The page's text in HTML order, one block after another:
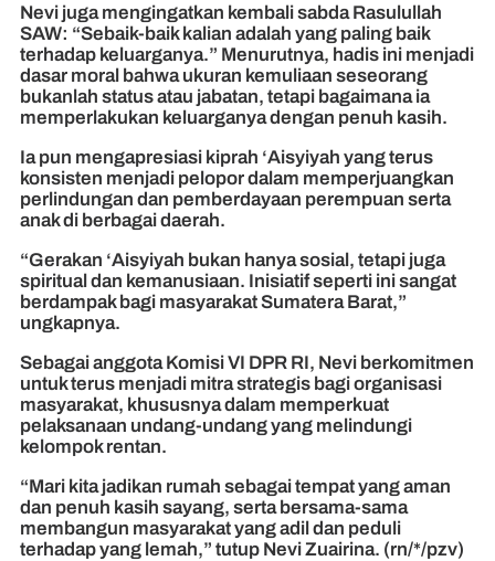
Nevi juga mengingatkan kembali sabda Rasulullah
SAW: “Sebaik-baik kalian adalah yang paling baik
terhadap keluarganya.” Menurutnya, hadis ini menjadi
dasar moral bahwa ukuran kemuliaan seseorang
bukanlah status atau jabatan, tetapi bagaimana ia
memperlakukan keluarganya dengan penuh kasih.
Ia pun mengapresiasi kiprah ‘Aisyiyah yang terus
konsisten menjadi pelopor dalam memperjuangkan
perlindungan dan pemberdayaan perempuan serta
anak di berbagai daerah.
“Gerakan ‘Aisyiyah bukan hanya sosial, tetapi juga
spiritual dan kemanusiaan. Inisiatif seperti ini sangat
berdampak bagi masyarakat Sumatera Barat,”
ungkapnya.
Sebagai anggota Komisi VI DPR RI, Nevi berkomitmen
untuk terus menjadi mitra strategis bagi organisasi
masyarakat, khususnya dalam memperkuat
pelaksanaan undang-undang yang melindungi
kelompok rentan.
“Mari kita jadikan rumah sebagai tempat yang aman
dan penuh kasih sayang, serta bersama-sama
membangun masyarakat yang adil dan peduli
terhadap yang lemah,” tutup Nevi Zuairina. (rn/*/pzv)